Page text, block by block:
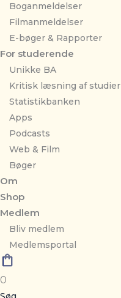
Boganmeldelser
Filmanmeldelser
E-bøger & Rapporter
For studerende
Unikke BA
Kritisk læsning af studier
Statistikbanken
Apps
Podcasts
Web & Film
Bøger
Om
Shop
Medlem
Bliv medlem
Medlemsportal
0